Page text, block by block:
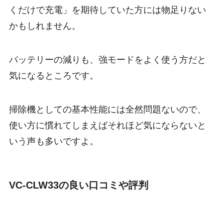
くだけで充電」を期待していた方には物足りない
かもしれません。
バッテリーの減りも、強モードをよく使う方だと
気になるところです。
掃除機としての基本性能には全然問題ないので、
使い方に慣れてしまえばそれほど気にならないと
いう声も多いですよ。
VC-CLW33の良い口コミや評判